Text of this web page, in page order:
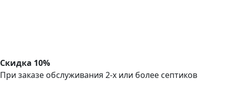
Скидка 10%
При заказе обслуживания 2-х или более септиков